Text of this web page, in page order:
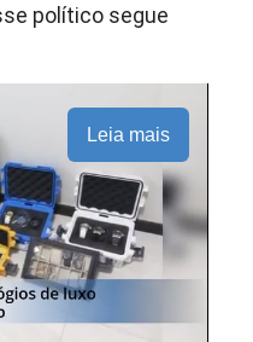
político segue
Leia mais